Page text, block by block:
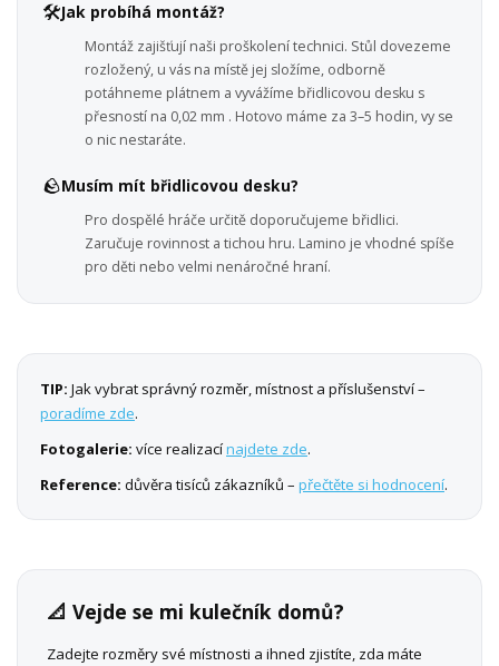
🛠️Jak probíhá montáž?
Montáž zajišťují naši proškolení technici. Stůl dovezeme
rozložený, u vás na místě jej složíme, odborně
potáhneme plátnem a vyvážíme břidlicovou desku s
přesností na 0,02 mm . Hotovo máme za 3–5 hodin, vy se
o nic nestaráte.
🪨Musím mít břidlicovou desku?
Pro dospělé hráče určitě doporučujeme břidlici.
Zaručuje rovinnost a tichou hru. Lamino je vhodné spíše
pro děti nebo velmi nenáročné hraní.
TIP: Jak vybrat správný rozměr, místnost a příslušenství –
poradíme zde.
Fotogalerie: více realizacínajdete zde.
Reference: důvěra tisíců zákazníků – přečtěte si hodnocení.
📐 Vejde se mi kulečník domů?
Zadejte rozměry své místnosti a ihned zjistíte, zda máte